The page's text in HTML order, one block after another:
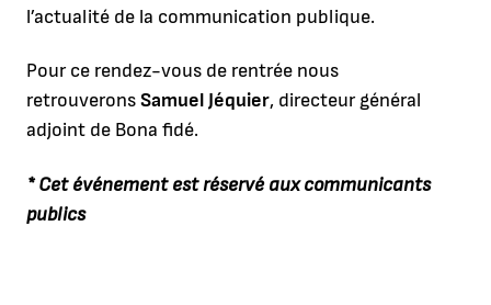
l’actualité de la communication publique.
Pour ce rendez-vous de rentrée nous
retrouveronsSamuel Jéquier, directeur général
adjoint de Bona fidé.
* Cet événement est réservé aux communicants
publics